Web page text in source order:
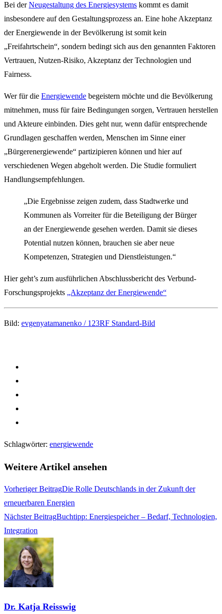
Bei derNeugestaltung des Energiesystems kommt es damit
insbesondere auf den Gestaltungsprozess an. Eine hohe Akzeptanz
der Energiewende in der Bevölkerung ist somit kein
„Freifahrtschein“, sondern bedingt sich aus den genannten Faktoren
Vertrauen, Nutzen-Risiko, Akzeptanz der Technologien und
Fairness.
Wer für die Energiewende begeistern möchte und die Bevölkerung
mitnehmen, muss für faire Bedingungen sorgen, Vertrauen herstellen
und Akteure einbinden. Dies geht nur, wenn dafür entsprechende
Grundlagen geschaffen werden, Menschen im Sinne einer
„Bürgerenergiewende“ partizipieren können und hier auf
verschiedenen Wegen abgeholt werden. Die Studie formuliert
Handlungsempfehlungen.
„Die Ergebnisse zeigen zudem, dass Stadtwerke und
Kommunen als Vorreiter für die Beteiligung der Bürger
an der Energiewende gesehen werden. Damit sie dieses
Potential nutzen können, brauchen sie aber neue
Kompetenzen, Strategien und Dienstleistungen.“
Hier geht’s zum ausführlichen Abschlussbericht des Verbund-
Forschungsprojekts „Akzeptanz der Energiewende“
Bild: evgenyatamanenko / 123RF Standard-Bild
Schlagwörter: energiewende
Weitere Artikel ansehen
Vorheriger BeitragDie Rolle Deutschlands in der Zukunft der
erneuerbaren Energien
Nächster BeitragBuchtipp: Energiespeicher – Bedarf, Technologien,
Integration
Dr. Katja Reisswig